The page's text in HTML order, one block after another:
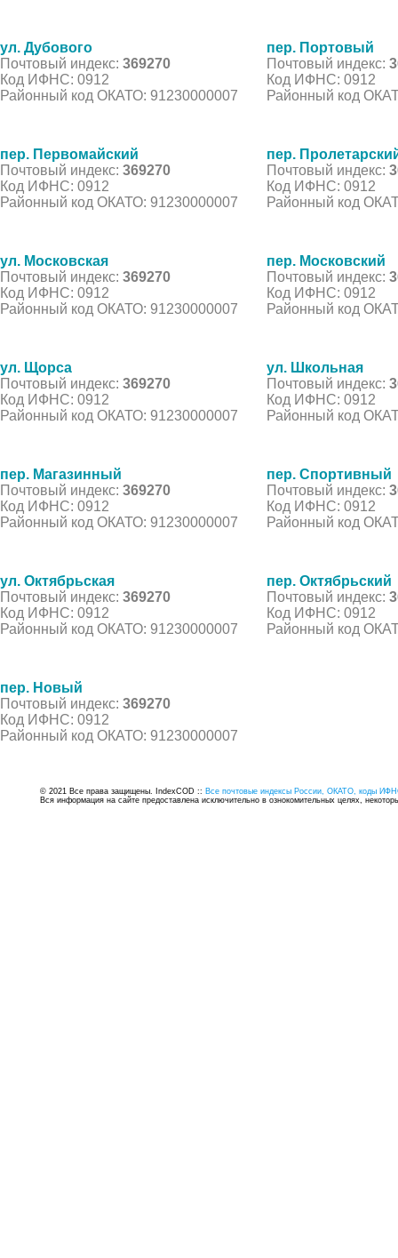
ул. Дубового
Почтовый индекс: 369270
Код ИФНС: 0912
Районный код ОКАТО: 91230000007
пер. Портовый
Почтовый индекс:
Код ИФНС: 0912
Районный код
пер. Первомайский
Почтовый индекс: 369270
Код ИФНС: 0912
Районный код ОКАТО: 91230000007
пер.
Почтовый индекс:
Код ИФНС: 0912
Районный код
ул. Московская
Почтовый индекс: 369270
Код ИФНС: 0912
Районный код ОКАТО: 91230000007
пер. Московский
Почтовый индекс:
Код ИФНС: 0912
Районный код
ул. Щорса
Почтовый индекс: 369270
Код ИФНС: 0912
Районный код ОКАТО: 91230000007
ул. Школьная
Почтовый индекс:
Код ИФНС: 0912
Районный код
пер. Магазинный
Почтовый индекс: 369270
Код ИФНС: 0912
Районный код ОКАТО: 91230000007
пер. Спортивный
Почтовый индекс:
Код ИФНС: 0912
Районный код
ул. Октябрьская
Почтовый индекс: 369270
Код ИФНС: 0912
Районный код ОКАТО: 91230000007
пер. Октябрьский
Почтовый индекс:
Код ИФНС: 0912
Районный код
пер. Новый
Почтовый индекс: 369270
Код ИФНС: 0912
Районный код ОКАТО: 91230000007
© 2021 Все права защищены. IndexCOD :: Все почтовые индексы России, ОКАТО, коды
Вся информация на сайте предоставлена исключительно в ознокомительных целях,